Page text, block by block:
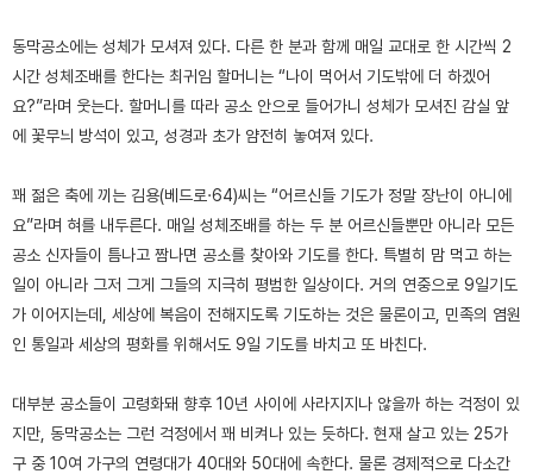
동막공소에는 성체가 모셔져 있다. 다른 한 분과 함께 매일 교대로 한 시간씩 2
시간 성체조배를 한다는 최귀임 할머니는 “나이 먹어서 기도밖에 더 하겠어
요?”라며 웃는다. 할머니를 따라 공소 안으로 들어가니 성체가 모셔진 감실 앞
에 꽃무늬 방석이 있고, 성경과 초가 얌전히 놓여져 있다.
꽤 젊은 축에 끼는 김용(베드로·64)씨는 “어르신들 기도가 정말 장난이 아니에
요”라며 혀를 내두른다. 매일 성체조배를 하는 두 분 어르신들뿐만 아니라 모든
공소 신자들이 틈나고 짬나면 공소를 찾아와 기도를 한다. 특별히 맘 먹고 하는
일이 아니라 그저 그게 그들의 지극히 평범한 일상이다. 거의 연중으로 9일기도
가 이어지는데, 세상에 복음이 전해지도록 기도하는 것은 물론이고, 민족의 염원
인 통일과 세상의 평화를 위해서도 9일 기도를 바치고 또 바친다.
대부분 공소들이 고령화돼 향후 10년 사이에 사라지지나 않을까 하는 걱정이 있
지만, 동막공소는 그런 걱정에서 꽤 비켜나 있는 듯하다. 현재 살고 있는 25가
구 중 10여 가구의 연령대가 40대와 50대에 속한다. 물론 경제적으로 다소간